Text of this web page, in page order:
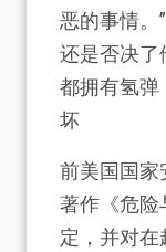
恶的事情。
还是否决了
都拥有氢弹
坏
前美国国家
著作《危险
定，并对